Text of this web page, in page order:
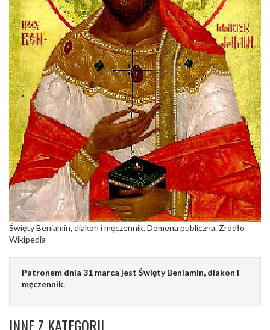
Święty Beniamin, diakon i męczennik. Domena publiczna. Źródło
Wikipedia
Patronem dnia 31 marca jest Święty Beniamin, diakon i
męczennik.
INNE Z KATEGORII